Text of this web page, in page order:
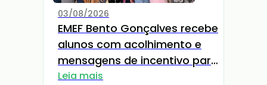
03/08/2026
EMEF Bento Gonçalves recebe
alunos com acolhimento e
mensagens de incentivo para
o novo Semestre
Leia mais